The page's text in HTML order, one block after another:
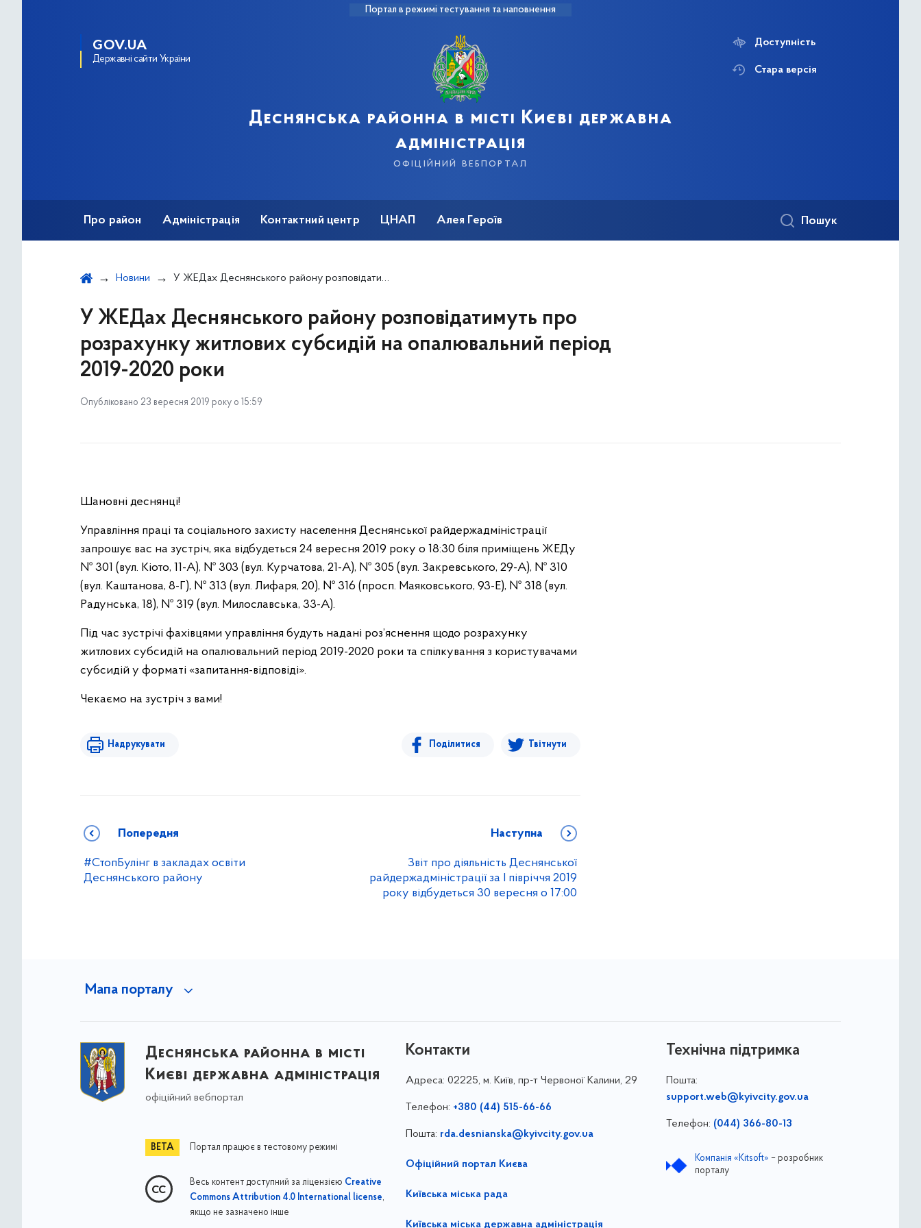
Портал в режимі тестування та наповнення
GOV.UA
Державні сайти України
Деснянська районна в місті Києві державна
адміністрація
офіційний вебпортал
Доступність
Стара версія
Про район Адміністрація Контактний центр ЦНАП Алея Героїв Пошук
Новини У ЖЕДах Деснянського району розповідатимуть про розрахунку житлових субсидій на опалювальний період 2019-2020 роки
У ЖЕДах Деснянського району розповідатимуть про
розрахунку житлових субсидій на опалювальний період
2019-2020 роки
Опубліковано 23 вересня 2019 року о 15:59
Шановні деснянці!
Управління праці та соціального захисту населення Деснянської райдержадміністрації
запрошує вас на зустріч, яка відбудеться 24 вересня 2019 року о 18:30 біля приміщень ЖЕДу
№ 301 (вул. Кіото, 11-А), № 303 (вул. Курчатова, 21-А), № 305 (вул. Закревського, 29-А), № 310
(вул. Каштанова, 8-Г), № 313 (вул. Лифаря, 20), № 316 (просп. Маяковського, 93-Е), № 318 (вул.
Радунська, 18), № 319 (вул. Милославська, 33-А).
Під час зустрічі фахівцями управління будуть надані роз’яснення щодо розрахунку
житлових субсидій на опалювальний період 2019-2020 роки та спілкування з користувачами
субсидій у форматі «запитання-відповіді».
Чекаємо на зустріч з вами!
Надрукувати Поділитися Твітнути
Попередня
#СтопБулінг в закладах освіти
Деснянського району
Наступна
Звіт про діяльність Деснянської
райдержадміністрації за I півріччя 2019
року відбудеться 30 вересня о 17:00
Мапа порталу
Деснянська районна в місті
Києві державна адміністрація
офіційний вебпортал
Портал працює в тестовому режимі
Весь контент доступний за ліцензією Creative
Commons Attribution 4.0 International license,
якщо не зазначено інше
Контакти
Адреса: 02225, м. Київ, пр-т Червоної Калини, 29
Телефон: +380 (44) 515-66-66
Пошта: rda.desnianska@kyivcity.gov.ua
Офіційний портал Києва
Київська міська рада
Київська міська державна адміністрація
Технічна підтримка
Пошта:
support.web@kyivcity.gov.ua
Телефон: (044) 366-80-13
Компанія «Kitsoft» – розробник
порталу